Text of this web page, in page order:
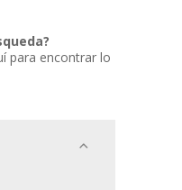
para encontrar lo